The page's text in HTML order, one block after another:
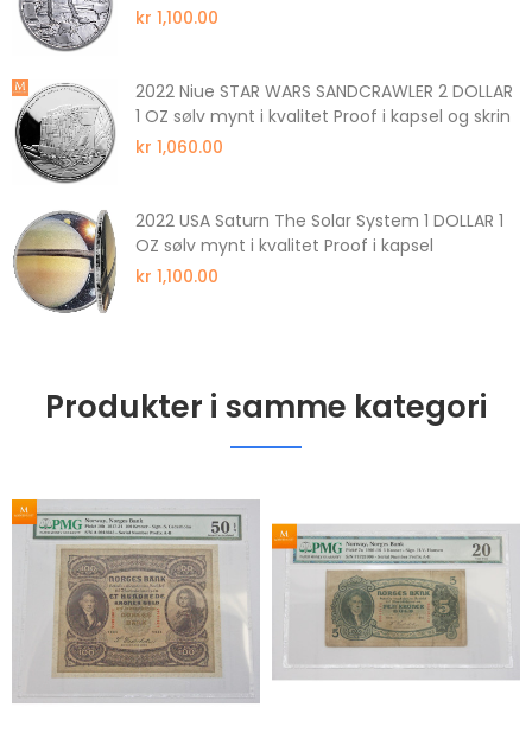
kr 1,100.00
2022 Niue STAR WARS SANDCRAWLER 2 DOLLAR
1 OZ sølv mynt i kvalitet Proof i kapsel og skrin
kr 1,060.00
2022 USA Saturn The Solar System 1 DOLLAR 1
OZ sølv mynt i kvalitet Proof i kapsel
kr 1,100.00
Produkter i samme kategori